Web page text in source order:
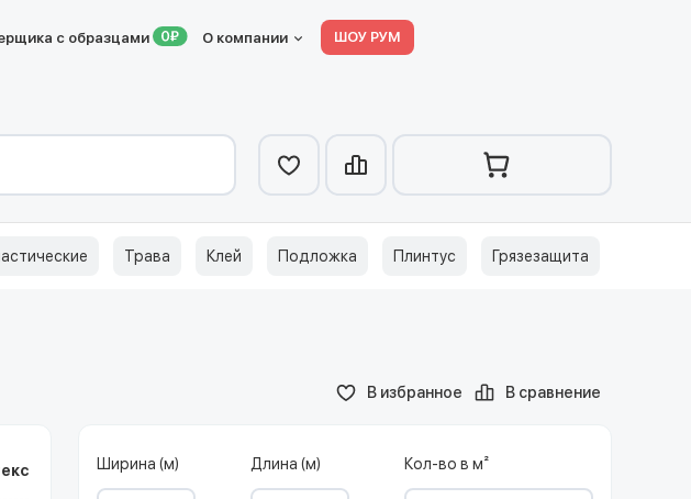
с образцами О компании ШОУ РУМ
Трава Клей Подложка Плинтус Грязезащита
В избранное В сравнение
Ширина (м) Длина (м) Кол-во в м²